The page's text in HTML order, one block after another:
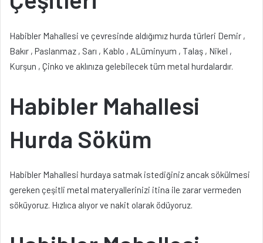
Habibler Mahallesi ve çevresinde aldığımız hurda türleri Demir ,
Bakır , Paslanmaz , Sarı , Kablo , ALüminyum , Talaş , Nikel ,
Kurşun , Çinko ve aklınıza gelebilecek tüm metal hurdalardır.
Habibler Mahallesi
Hurda Söküm
Habibler Mahallesi hurdaya satmak istediğiniz ancak sökülmesi
gereken çeşitli metal materyallerinizi itina ile zarar vermeden
söküyoruz. Hızlıca alıyor ve nakit olarak ödüyoruz.